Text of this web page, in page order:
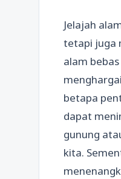
Jelajah
tetapi juga
alam
betapa
dapat
gunung
kita.